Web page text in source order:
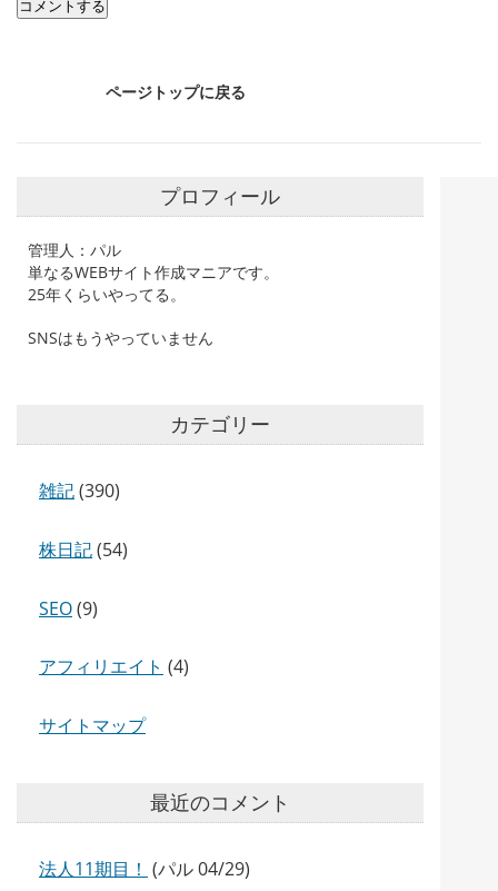
ページトップに戻る
プロフィール
管理人：パル
単なるWEBサイト作成マニアです。
25年くらいやってる。
SNSはもうやっていません
カテゴリー
雑記(390)
株日記(54)
SEO(9)
アフィリエイト (4)
サイトマップ
最近のコメント
法人11期目！ (パル 04/29)